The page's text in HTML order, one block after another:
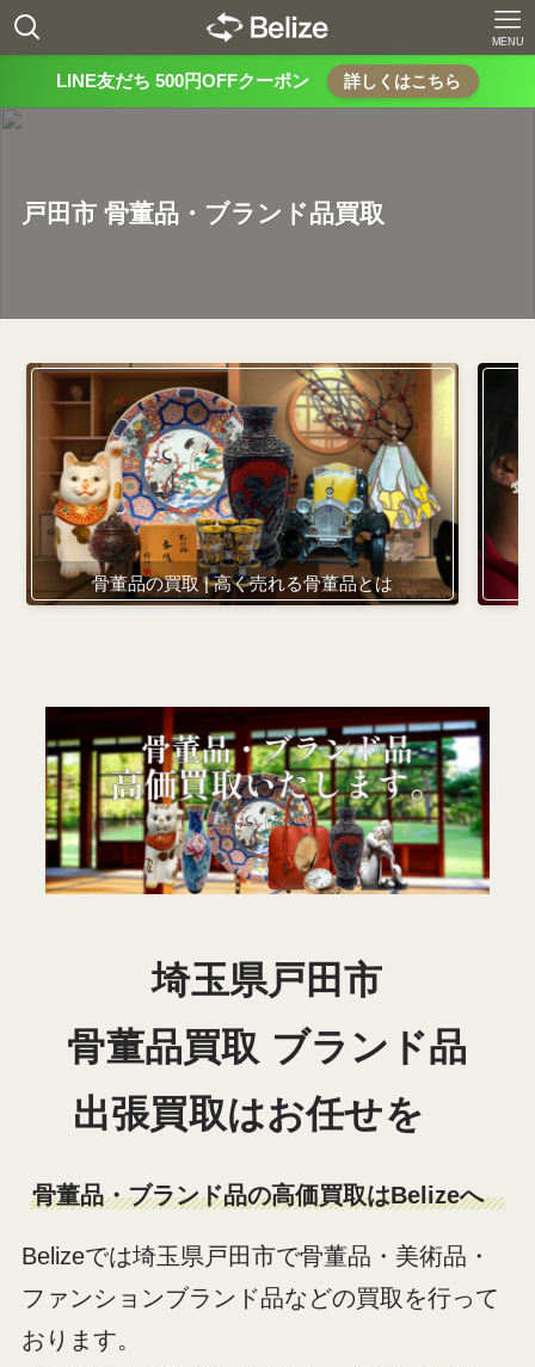
MENU
LINE友だち 500円OFFクーポン 詳しくはこちら
戸田市 骨董品・ブランド品買取
骨董品の買取 | 高く売れる骨董品とは
埼玉県戸田市
骨董品買取 ブランド品
出張買取はお任せを
骨董品・ブランド品の高価買取はBelizeへ
Belizeでは埼玉県戸田市で骨董品・美術品・
ファンションブランド品などの買取を行って
おります。